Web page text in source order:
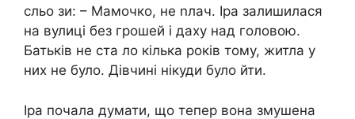
сльо зи: – Мамочко, не nлач. Іра залишилася
на вулиці без грошей і даху над головою.
Батьків не ста ло кілька років тому, житла у
них не було. Дівчині нікуди було йти.
Іра почала думати, що тепер вона змушена